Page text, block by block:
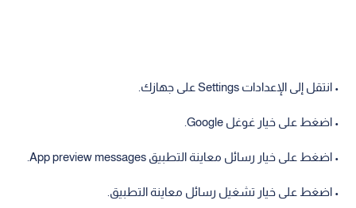
• انتقل إلى الإعدادات Settings على جهازك.
• اضغط على خيار غوغل Google.
• اضغط على خيار رسائل معاينة التطبيق App preview messages.
• اضغط على خيار تشغيل رسائل معاينة التطبيق.